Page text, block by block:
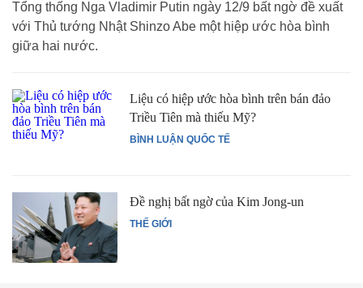
Tổng thống Nga Vladimir Putin ngày 12/9 bất ngờ đề xuất
với Thủ tướng Nhật Shinzo Abe một hiệp ước hòa bình
giữa hai nước.
BÌNH LUẬN QUỐC TẾ
Liệu có hiệp ước hòa bình trên bán đảo
Triều Tiên mà thiếu Mỹ?
THẾ GIỚI
Đề nghị bất ngờ của Kim Jong-un